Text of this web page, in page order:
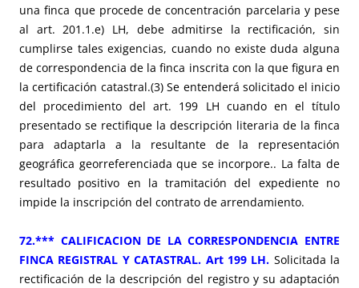
una finca que procede de concentración parcelaria y pese
al art. 201.1.e) LH, debe admitirse la rectificación, sin
cumplirse tales exigencias, cuando no existe duda alguna
de correspondencia de la finca inscrita con la que figura en
la certificación catastral.(3) Se entenderá solicitado el inicio
del procedimiento del art. 199 LH cuando en el título
presentado se rectifique la descripción literaria de la finca
para adaptarla a la resultante de la representación
geográfica georreferenciada que se incorpore.. La falta de
resultado positivo en la tramitación del expediente no
impide la inscripción del contrato de arrendamiento.
72.*** CALIFICACION DE LA CORRESPONDENCIA ENTRE
FINCA REGISTRAL Y CATASTRAL. Art 199 LH. Solicitada la
rectificación de la descripción del registro y su adaptación